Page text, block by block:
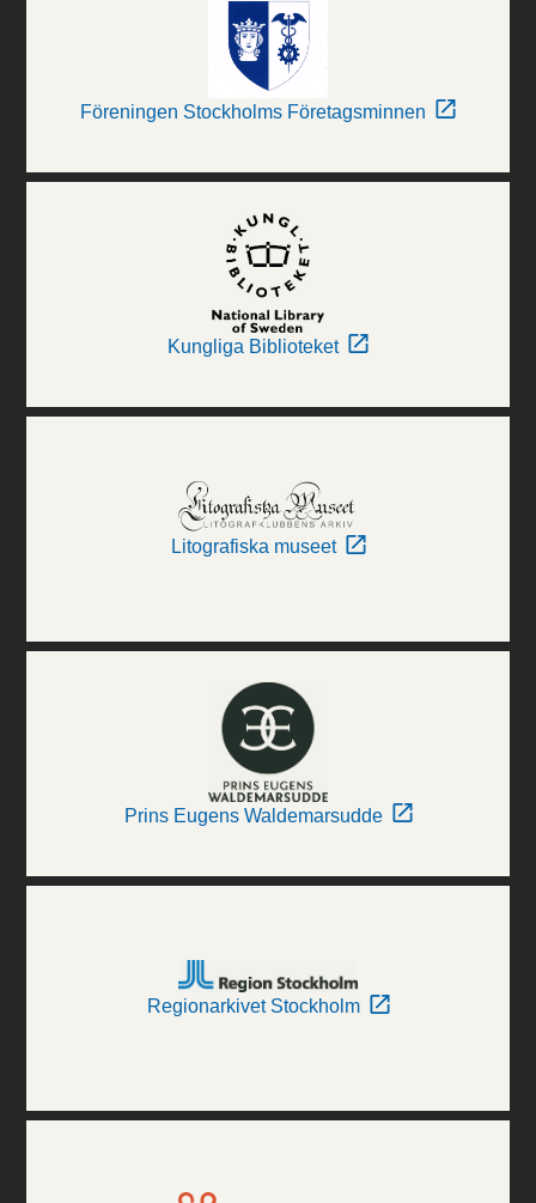
Föreningen Stockholms Företagsminnen
Kungliga Biblioteket
Litografiska museet
Prins Eugens Waldemarsudde
Regionarkivet Stockholm